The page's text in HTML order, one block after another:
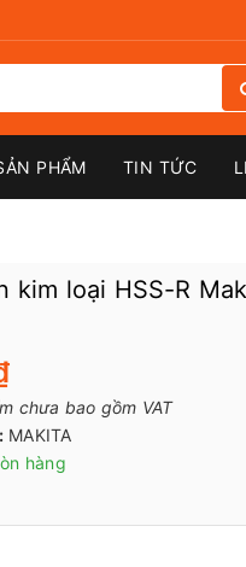
PHẨM TIN TỨC
kim loại HSS-R
chưa bao gồm VAT
MAKITA
hàng